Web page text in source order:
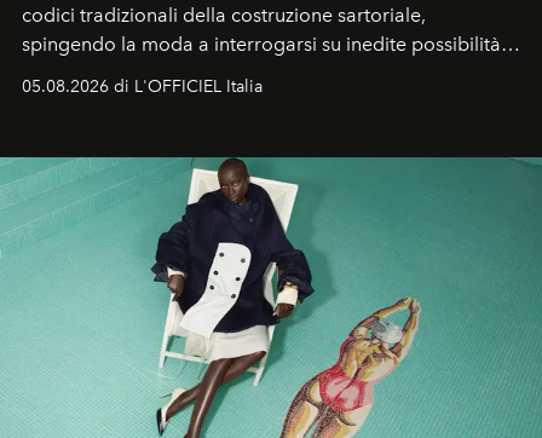
codici tradizionali della costruzione sartoriale,
spingendo la moda a interrogarsi su inedite possibilità
formali e a ridefinire il concetto stesso di silhouette.
un’impronta indelebile nella storia della moda.
05.08.2026 di L'OFFICIEL Italia